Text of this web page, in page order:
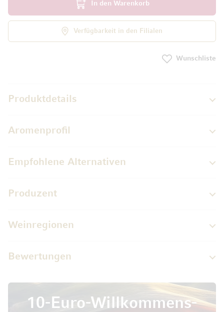
In den Warenkorb
Verfügbarkeit in den Filialen
Wunschliste
Produktdetails
Aromenprofil
Empfohlene Alternativen
Produzent
Weinregionen
Bewertungen
10-Euro-Willkommens-